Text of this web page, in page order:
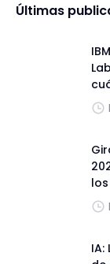
Últimas